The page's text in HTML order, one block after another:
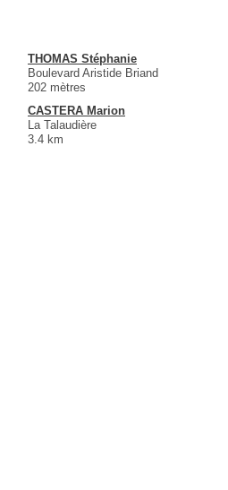
THOMAS Stéphanie
Boulevard Aristide Briand
202 mètres
CASTERA Marion
La Talaudière
3.4 km